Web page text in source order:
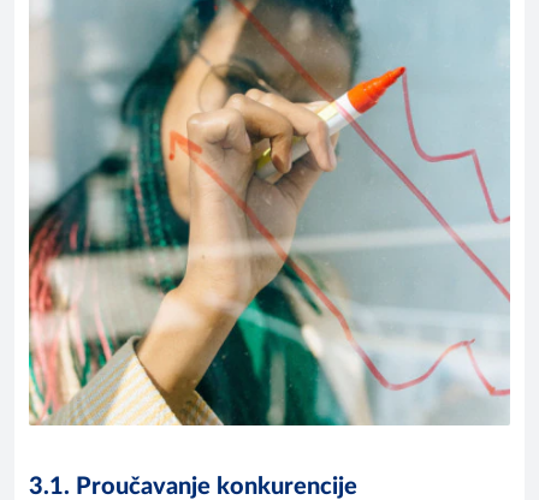
3.1. Proučavanje konkurencije